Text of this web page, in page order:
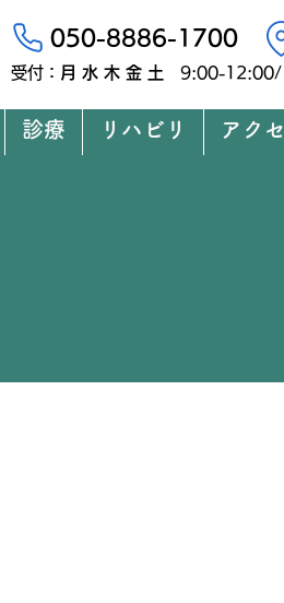
050-8886-1700
​受付： 月 水 木 金 土 9:00-12:00/
診療 リハビリ アク